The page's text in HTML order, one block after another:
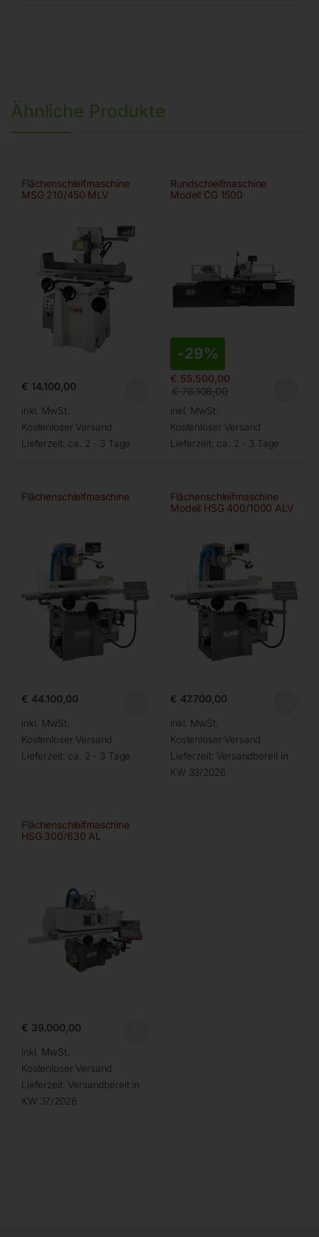
Ähnliche Produkte
Flächenschleifmaschine
MSG 210/450 MLV
€ 14.100,00
inkl. MwSt.
Kostenloser Versand
Lieferzeit: ca. 2 - 3 Tage
Rundschleifmaschine
Modell CG 1500
-29%
€ 55.500,00
€78.108,00
inkl. MwSt.
Kostenloser Versand
Lieferzeit: ca. 2 - 3 Tage
Flächenschleifmaschine
€ 44.100,00
inkl. MwSt.
Kostenloser Versand
Lieferzeit: ca. 2 - 3 Tage
Flächenschleifmaschine
Modell HSG 400/1000 ALV
€ 47.700,00
inkl. MwSt.
Kostenloser Versand
Lieferzeit: Versandbereit in
KW 33/2026
Flächenschleifmaschine
HSG 300/630 AL
€ 39.000,00
inkl. MwSt.
Kostenloser Versand
Lieferzeit: Versandbereit in
KW 37/2026